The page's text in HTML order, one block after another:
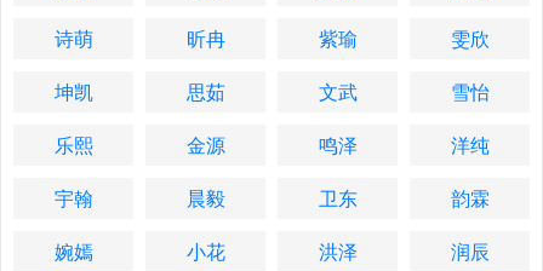
诗萌
昕冉 紫瑜
雯欣
坤凯
思茹 文武
雪怡
乐熙
金源 鸣泽
洋纯
宇翰
晨毅 卫东
韵霖
婉嫣
小花 洪泽 润辰